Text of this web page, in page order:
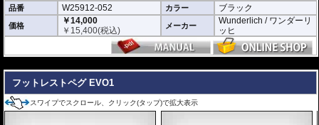
品番 W25912-052 カラー ブラック
価格
￥14,000
￥ 15,400(税込) メーカー
Wunderlich / ワンダーリ
ッヒ
フットレストペグ EVO1
スワイプでスクロール、クリック(タップ)で拡大表示